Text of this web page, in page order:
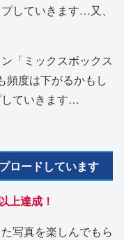
していきます…又、
「ミックスボックス
頻度は下がるかもし
していきます…
ロードしています
上達成！
写真を楽しんでもら